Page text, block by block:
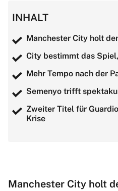
INHALT
Manchester City holt
City bestimmt das
Mehr Tempo nach der
Semenyo trifft
Zweiter Titel für
Krise
Manchester City holt